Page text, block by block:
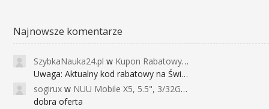
Najnowsze komentarze
SzybkaNauka24.pl w Kupon Rabatowy na Kurs Angielskiego dla Dzieci - FunEnglish
Uwaga: Aktualny kod rabatowy na Święta (
sogirux w NUU Mobile X5, 5.5", 3/32GB, czujnik linii papilarnych, 2950mAh, aparat 13MP za 267zł - Banggood
dobra oferta